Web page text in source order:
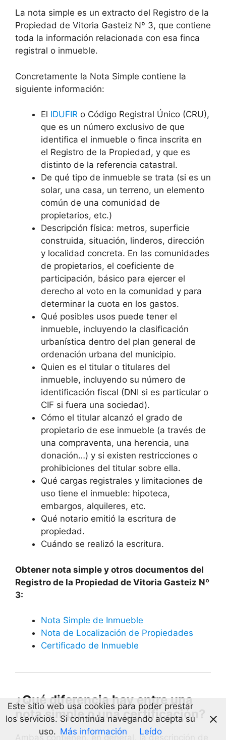
La nota simple es un extracto del Registro de la
Propiedad de Vitoria Gasteiz Nº 3, que contiene
toda la información relacionada con esa finca
registral o inmueble.
Concretamente la Nota Simple contiene la
siguiente información:
El IDUFIR o Código Registral Único (CRU),
que es un número exclusivo de que
identifica el inmueble o finca inscrita en
el Registro de la Propiedad, y que es
distinto de la referencia catastral.
De qué tipo de inmueble se trata (si es un
solar, una casa, un terreno, un elemento
común de una comunidad de
propietarios, etc.)
Descripción física: metros, superficie
construida, situación, linderos, dirección
y localidad concreta. En las comunidades
de propietarios, el coeficiente de
participación, básico para ejercer el
derecho al voto en la comunidad y para
determinar la cuota en los gastos.
Qué posibles usos puede tener el
inmueble, incluyendo la clasificación
urbanística dentro del plan general de
ordenación urbana del municipio.
Quien es el titular o titulares del
inmueble, incluyendo su número de
identificación fiscal (DNI si es particular o
CIF si fuera una sociedad).
Cómo el titular alcanzó el grado de
propietario de ese inmueble (a través de
una compraventa, una herencia, una
donación…) y si existen restricciones o
prohibiciones del titular sobre ella.
Qué cargas registrales y limitaciones de
uso tiene el inmueble: hipoteca,
embargos, alquileres, etc.
Qué notario emitió la escritura de
propiedad.
Cuándo se realizó la escritura.
Obtener nota simple y otros documentos del
Registro de la Propiedad de Vitoria Gasteiz Nº
3:
Nota Simple de Inmueble
Nota de Localización de Propiedades
Certificado de Inmueble
¿Qué diferencia hay entre una
nota simple o una certificación?
Ambas contienen, en general, la descripción de
Este sitio web usa cookies para poder prestar
los servicios. Si continúa navegando acepta su
uso. Más información Leído